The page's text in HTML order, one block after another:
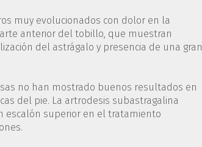
muy evolucionados con dolor en la
anterior del tobillo, que muestran
del astrágalo y presencia de una gran
no han mostrado buenos resultados en
del pie. La artrodesis subastragalina
escalón superior en el tratamiento